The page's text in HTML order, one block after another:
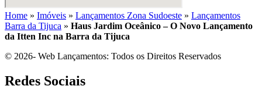
Home » Imóveis » Lançamentos Zona Sudoeste » Lançamentos
Barra da Tijuca » Haus Jardim Oceânico – O Novo Lançamento
da Itten Inc na Barra da Tijuca
© 2026- Web Lançamentos: Todos os Direitos Reservados
Redes Sociais